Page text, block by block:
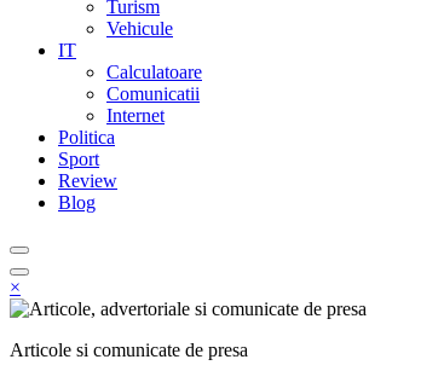
Turism
Vehicule
IT
Calculatoare
Comunicatii
Internet
Politica
Sport
Review
Blog
×
Articole si comunicate de presa